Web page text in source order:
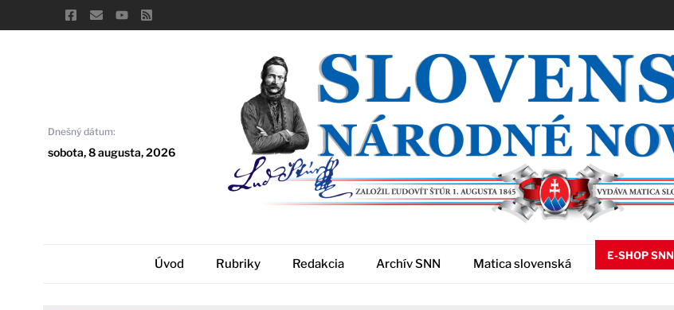
to
Dnešný dátum:
sobota, 8 augusta, 2026
Úvod Rubriky Redakcia Archív SNN Matica slovenská
E-SHOP SNN